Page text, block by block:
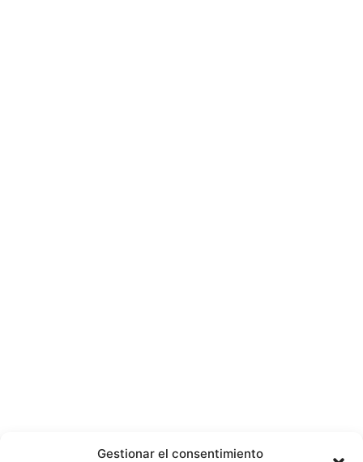
Gestionar el consentimiento